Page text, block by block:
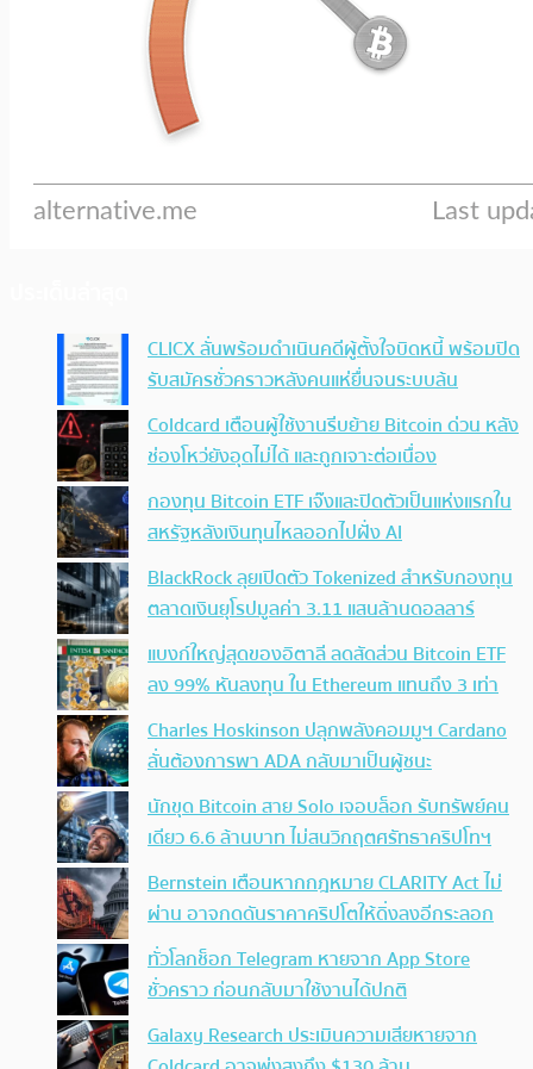
CLICX ลั่นพร้อมดำเนินคดีผู้ตั้งใจบิดหนี้ พร้อมปิด
รับสมัครชั่วคราวหลังคนแห่ยื่นจนระบบล้น
Coldcard เตือนผู้ใช้งานรีบย้าย Bitcoin ด่วน หลัง
ช่องโหว่ยังอุดไม่ได้ และถูกเจาะต่อเนื่อง
กองทุน Bitcoin ETF เจ๊งและปิดตัวเป็นแห่งแรกใน
สหรัฐหลังเงินทุนไหลออกไปฝั่ง AI
BlackRock ลุยเปิดตัว Tokenized สำหรับกองทุน
ตลาดเงินยุโรปมูลค่า 3.11 แสนล้านดอลลาร์
แบงก์ใหญ่สุดของอิตาลี ลดสัดส่วน Bitcoin ETF
ลง 99% หันลงทุน ใน Ethereum แทนถึง 3 เท่า
Charles Hoskinson ปลุกพลังคอมมูฯ Cardano
ลั่นต้องการพา ADA กลับมาเป็นผู้ชนะ
นักขุด Bitcoin สาย Solo เจอบล็อก รับทรัพย์คน
เดียว 6.6 ล้านบาท ไม่สนวิกฤตศรัทธาคริปโทฯ
Bernstein เตือนหากกฎหมาย CLARITY Act ไม่
ผ่าน อาจกดดันราคาคริปโตให้ดิ่งลงอีกระลอก
ทั่วโลกช็อก Telegram หายจาก App Store
ชั่วคราว ก่อนกลับมาใช้งานได้ปกติ
Galaxy Research ประเมินความเสียหายจาก